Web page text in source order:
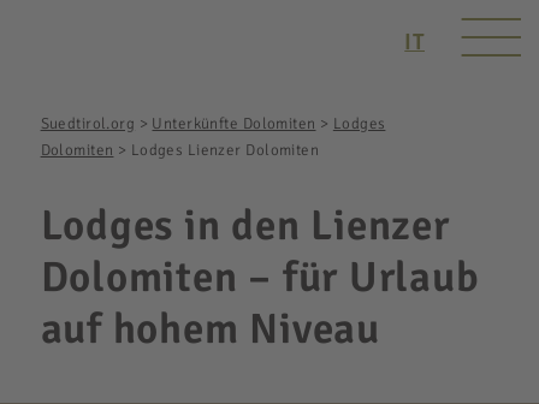
IT
Suedtirol.org > Unterkünfte Dolomiten > Lodges
Dolomiten > Lodges Lienzer Dolomiten
Lodges in den Lienzer
Dolomiten – für Urlaub
auf hohem Niveau